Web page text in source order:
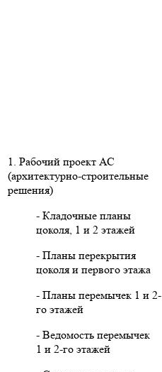
1. Рабочий проект АС
(архитектурно-строительные
решения)
- Кладочные планы
цоколя, 1 и 2 этажей
- Планы перекрытия
цоколя и первого этажа
- Планы перемычек 1 и 2-
го этажей
- Ведомость перемычек
1 и 2-го этажей